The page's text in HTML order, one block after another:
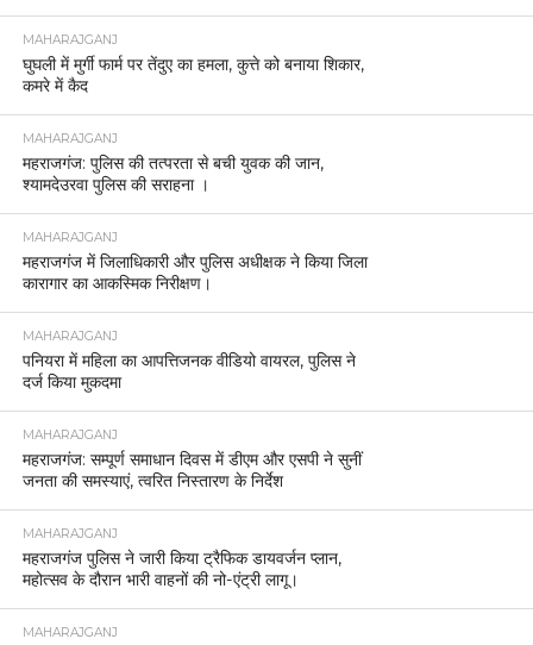
MAHARAJGANJ
घुघली में मुर्गी फार्म पर तेंदुए का हमला, कुत्ते को बनाया शिकार,
कमरे में कैद
MAHARAJGANJ
महराजगंज: पुलिस की तत्परता से बची युवक की जान,
श्यामदेउरवा पुलिस की सराहना ।
MAHARAJGANJ
महराजगंज में जिलाधिकारी और पुलिस अधीक्षक ने किया जिला
कारागार का आकस्मिक निरीक्षण।
MAHARAJGANJ
पनियरा में महिला का आपत्तिजनक वीडियो वायरल, पुलिस ने
दर्ज किया मुकदमा
MAHARAJGANJ
महराजगंज: सम्पूर्ण समाधान दिवस में डीएम और एसपी ने सुनीं
जनता की समस्याएं, त्वरित निस्तारण के निर्देश
MAHARAJGANJ
महराजगंज पुलिस ने जारी किया ट्रैफिक डायवर्जन प्लान,
महोत्सव के दौरान भारी वाहनों की नो-एंट्री लागू।
MAHARAJGANJ